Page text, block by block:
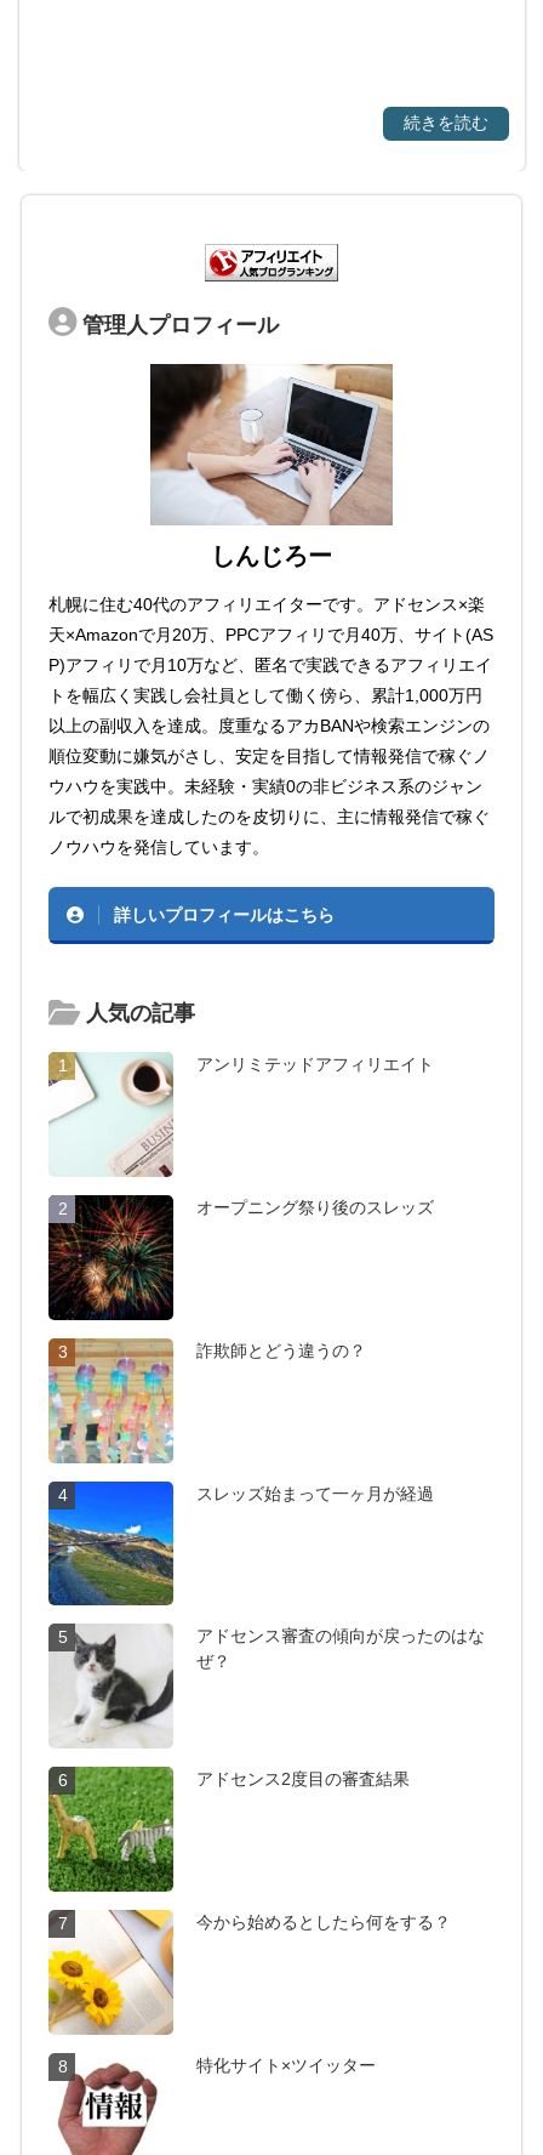
続きを読む
管理人プロフィール
しんじろー
札幌に住む40代のアフィリエイターです。アドセンス×楽
天×Amazonで月20万、PPCアフィリで月40万、サイト(AS
P)アフィリで月10万など、匿名で実践できるアフィリエイ
トを幅広く実践し会社員として働く傍ら、累計1,000万円
以上の副収入を達成。度重なるアカBANや検索エンジンの
順位変動に嫌気がさし、安定を目指して情報発信で稼ぐノ
ウハウを実践中。未経験・実績0の非ビジネス系のジャン
ルで初成果を達成したのを皮切りに、主に情報発信で稼ぐ
ノウハウを発信しています。
詳しいプロフィールはこちら
人気の記事
1 アンリミテッドアフィリエイト
2 オープニング祭り後のスレッズ
3 詐欺師とどう違うの？
4 スレッズ始まって一ヶ月が経過
5
アドセンス審査の傾向が戻ったのはな
ぜ？
6 アドセンス2度目の審査結果
7 今から始めるとしたら何をする？
8 特化サイト×ツイッター